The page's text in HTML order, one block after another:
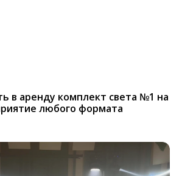
в аренду комплект света №1 на
любого формата